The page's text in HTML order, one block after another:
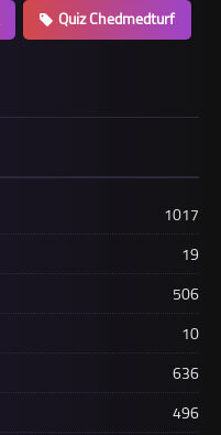
Quiz Chedmedturf
1017
19
506
10
636
496